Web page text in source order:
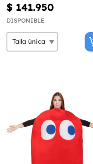
$ 141.950
DISPONIBLE